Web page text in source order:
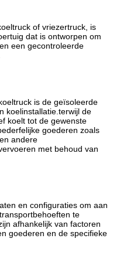
of vriezertruck, is
dat is ontworpen om
een gecontroleerde
is de geïsoleerde
koelinstallatie.terwijl de
koelt tot de gewenste
goederen zoals
andere
met behoud van
en configuraties om aan
te
afhankelijk van factoren
goederen en de specifieke